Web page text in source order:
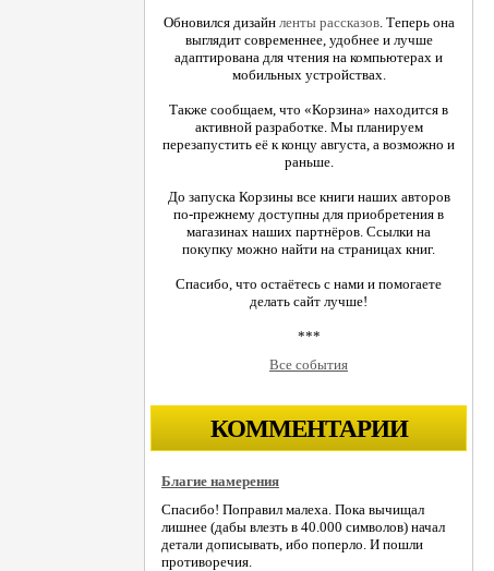
Обновился дизайн ленты рассказов. Теперь она
выглядит современнее, удобнее и лучше
адаптирована для чтения на компьютерах и
мобильных устройствах.
Также сообщаем, что «Корзина» находится в
активной разработке. Мы планируем
перезапустить её к концу августа, а возможно и
раньше.
До запуска Корзины все книги наших авторов
по-прежнему доступны для приобретения в
магазинах наших партнёров. Ссылки на
покупку можно найти на страницах книг.
Спасибо, что остаётесь с нами и помогаете
делать сайт лучше!
***
Все события
КОММЕНТАРИИ
Благие намерения
Спасибо! Поправил малеха. Пока вычищал
лишнее (дабы влезть в 40.000 символов) начал
детали дописывать, ибо поперло. И пошли
противоречия.